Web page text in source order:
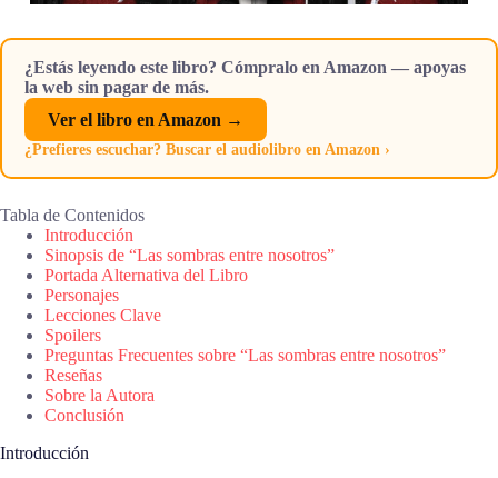
¿Estás leyendo este libro? Cómpralo en Amazon — apoyas
la web sin pagar de más.
Ver el libro en Amazon →
¿Prefieres escuchar? Buscar el audiolibro en Amazon ›
Tabla de Contenidos
Introducción
Sinopsis de “Las sombras entre nosotros”
Portada Alternativa del Libro
Personajes
Lecciones Clave
Spoilers
Preguntas Frecuentes sobre “Las sombras entre nosotros”
Reseñas
Sobre la Autora
Conclusión
Introducción